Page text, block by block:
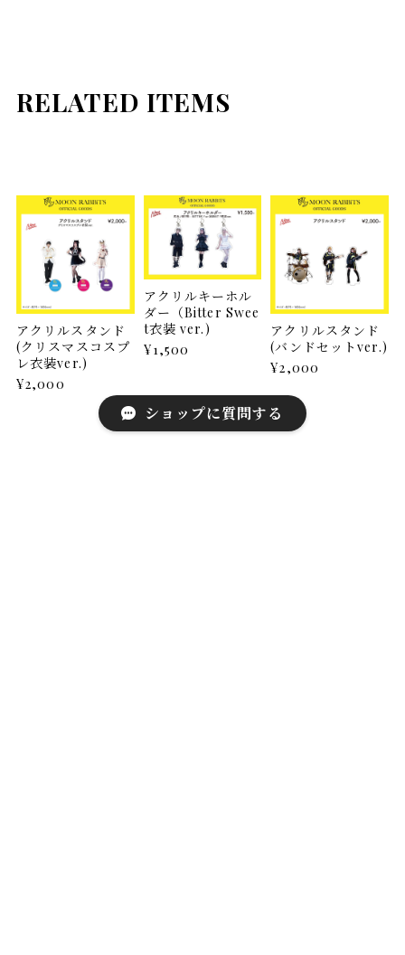
RELATED ITEMS
アクリルスタンド
(クリスマスコスプ
レ衣装ver.)
¥2,000
アクリルキーホル
ダー（Bitter Swee
t衣装 ver.)
¥1,500
アクリルスタンド
(バンドセットver.)
¥2,000
ショップに質問する